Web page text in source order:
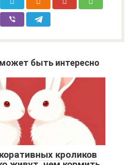
быть интересно
кроликов